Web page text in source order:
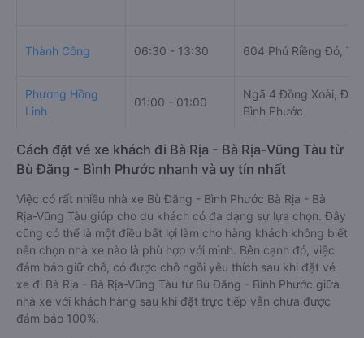
Thành Công 06:30 - 13:30 604 Phú Riềng Đỏ,
Phương Hồng
Linh
01:00 - 01:00
Ngã 4 Đồng Xoài,
Bình Phước
Cách đặt vé xe khách đi Bà Rịa - Bà Rịa-Vũng Tàu từ
Bù Đăng - Bình Phước nhanh và uy tín nhất
Việc có rất nhiều nhà xe Bù Đăng - Bình Phước Bà Rịa - Bà
Rịa-Vũng Tàu giúp cho du khách có đa dạng sự lựa chọn. Đây
cũng có thể là một điều bất lợi làm cho hàng khách không biết
nên chọn nhà xe nào là phù hợp với mình. Bên cạnh đó, việc
đảm bảo giữ chỗ, có được chỗ ngồi yêu thích sau khi đặt vé
xe đi Bà Rịa - Bà Rịa-Vũng Tàu từ Bù Đăng - Bình Phước giữa
nhà xe với khách hàng sau khi đặt trực tiếp vẫn chưa được
đảm bảo 100%.